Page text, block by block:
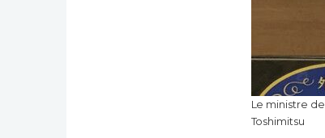
Le ministre
Toshimitsu